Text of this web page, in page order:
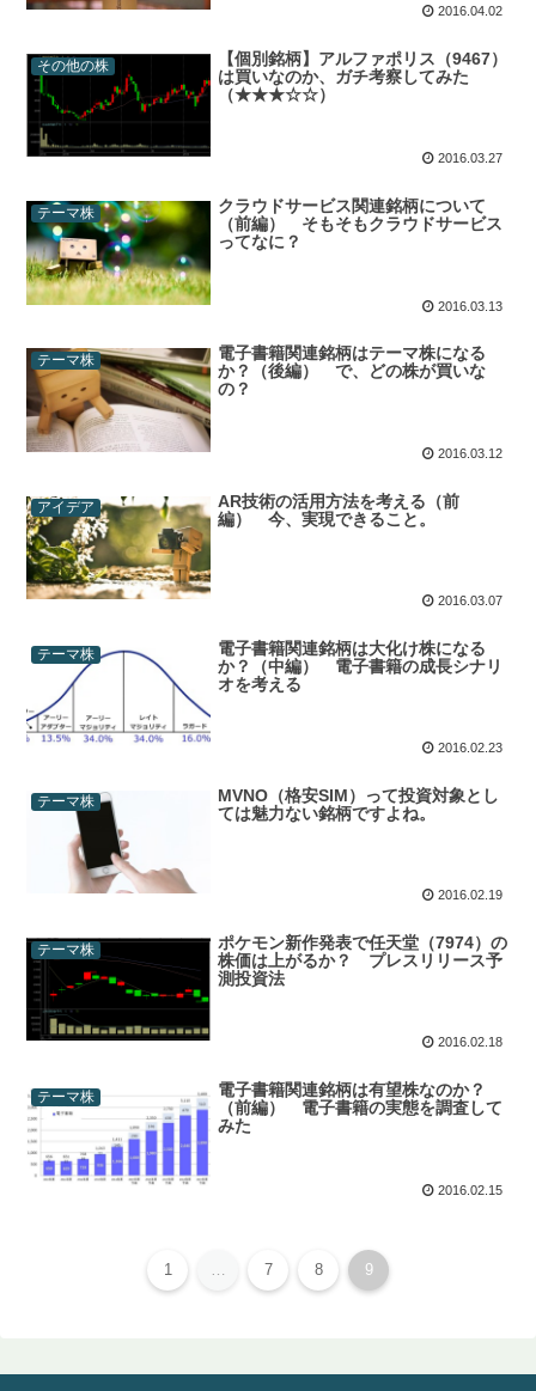
2016.04.02
その他の株
【個別銘柄】アルファポリス（9467）
は買いなのか、ガチ考察してみた
（★★★☆☆）
2016.03.27
テーマ株
クラウドサービス関連銘柄について
（前編） そもそもクラウドサービス
ってなに？
2016.03.13
テーマ株
電子書籍関連銘柄はテーマ株になる
か？（後編） で、どの株が買いな
の？
2016.03.12
アイデア
AR技術の活用方法を考える（前
編） 今、実現できること。
2016.03.07
テーマ株
電子書籍関連銘柄は大化け株になる
か？（中編） 電子書籍の成長シナリ
オを考える
2016.02.23
テーマ株
MVNO（格安SIM）って投資対象とし
ては魅力ない銘柄ですよね。
2016.02.19
テーマ株
ポケモン新作発表で任天堂（7974）の
株価は上がるか？ プレスリリース予
測投資法
2016.02.18
テーマ株
電子書籍関連銘柄は有望株なのか？
（前編） 電子書籍の実態を調査して
みた
2016.02.15
1 … 7 8 9